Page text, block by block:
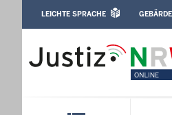
Amtsgericht Hagen:
Leichte Sprache,
LEICHTE SPRACHE